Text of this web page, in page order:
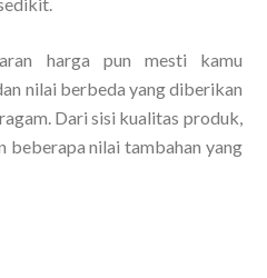
harga pun mesti kamu
nilai berbeda yang diberikan
Dari sisi kualitas produk,
beberapa nilai tambahan yang